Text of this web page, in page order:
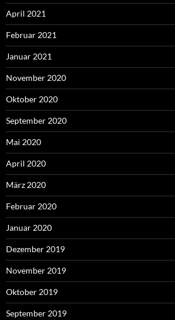
April 2021
Februar 2021
Januar 2021
November 2020
Oktober 2020
September 2020
Mai 2020
April 2020
März 2020
Februar 2020
Januar 2020
Dezember 2019
November 2019
Oktober 2019
September 2019